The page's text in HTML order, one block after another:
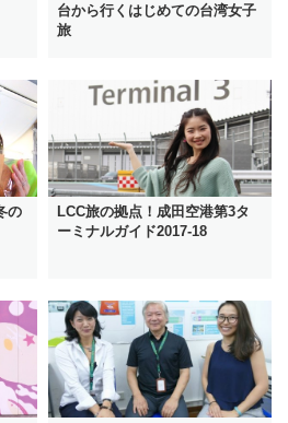
台から行くはじめての台湾女子
旅
の
LCC旅の拠点！成田空港第3タ
ーミナルガイド2017-18